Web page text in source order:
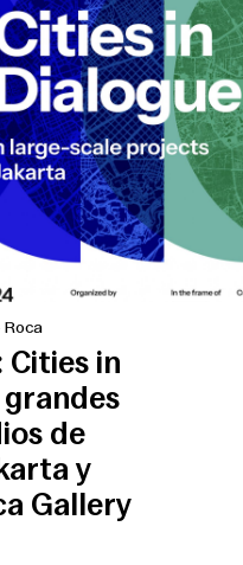
Roca
Cities in
grandes
de
y
Gallery